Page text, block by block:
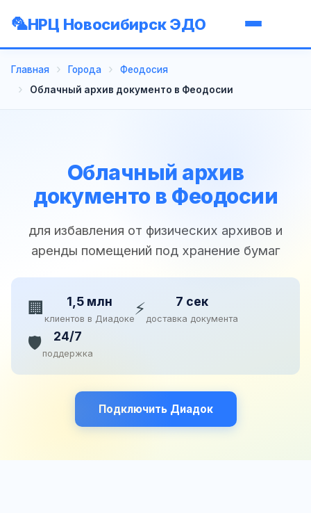
НРЦ Новосибирск ЭДО
Главная Города
Феодосия
Облачный архив документо в Феодосии
Облачный архив
документо в Феодосии
для избавления от физических архивов и
аренды помещений под хранение бумаг
🏢 1,5 млн
клиентов в Диадоке⚡ 7 сек
доставка документа
🛡️ 24/7
поддержка
Подключить Диадок